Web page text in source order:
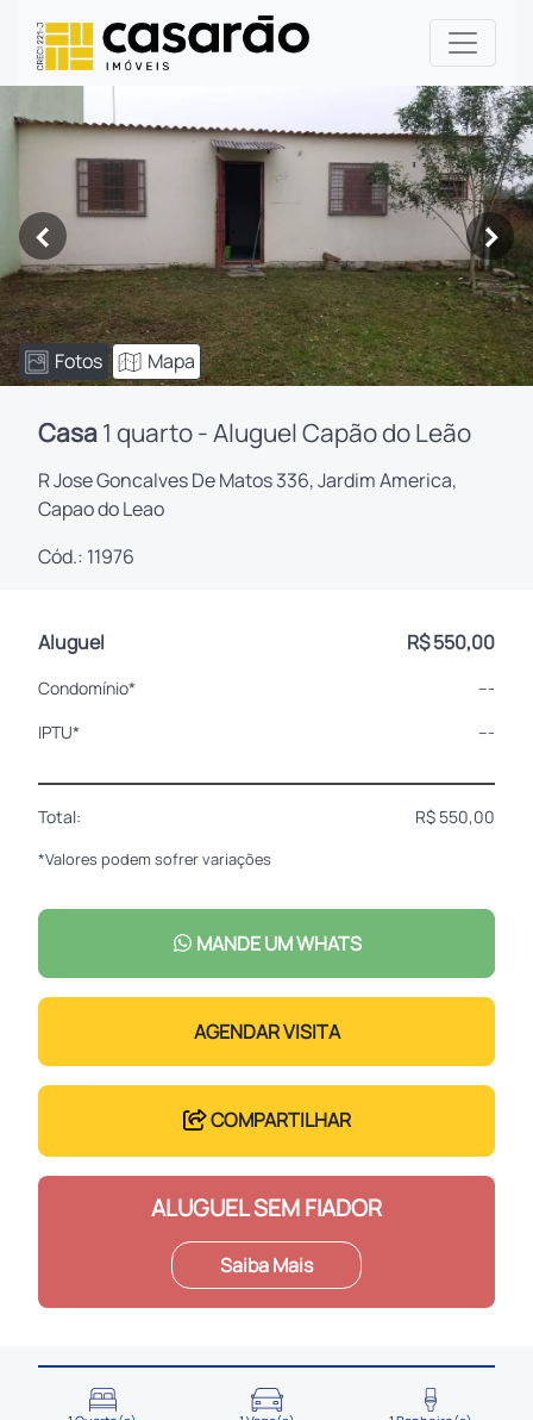
< >
Fotos Mapa
Casa1 quarto - Aluguel Capão do Leão
R Jose Goncalves De Matos 336, Jardim America,
Capao do Leao
Cód.: 11976
Aluguel R$ 550,00
Condomínio*
---
IPTU*
---
Total: R$ 550,00
*Valores podem sofrer variações
MANDE UM WHATS
AGENDAR VISITA
COMPARTILHAR
ALUGUEL SEM FIADOR
Saiba Mais